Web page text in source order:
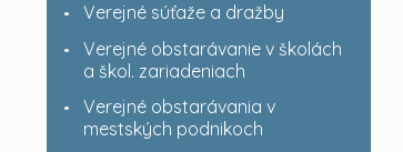
Verejné súťaže a dražby
Verejné obstarávanie v školách
a škol. zariadeniach
Verejné obstarávania v
mestských podnikoch